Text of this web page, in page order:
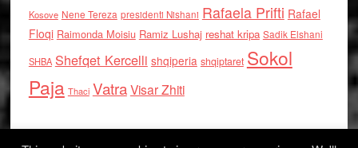
Kosove Nene Tereza presidenti Nishani Rafaela Prifti Rafael
Floqi Raimonda Moisiu Ramiz Lushaj reshat kripa Sadik Elshani
SHBA Shefqet Kercelli shqiperia shqiptaret Sokol
Paja Thaci VatraVisar Zhiti